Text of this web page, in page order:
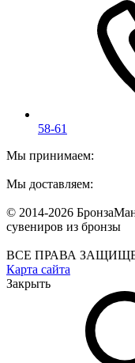
58-61
Мы принимаем:
Мы доставляем:
© 2014-2026
сувениров из бронзы
ВСЕ ПРАВА
Карта сайта
Закрыть